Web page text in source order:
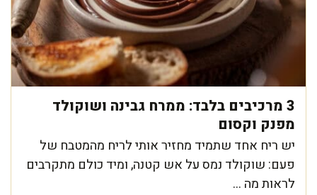
3 מרכיבים בלבד: ממרח גבינה ושוקולד
מפנק וקסום
יש ריח אחד שתמיד מחזיר אותי לריח מהמטבח של
פעם: שוקולד נמס על אש קטנה, ומיד כולם מתקרבים
לראות מה ...